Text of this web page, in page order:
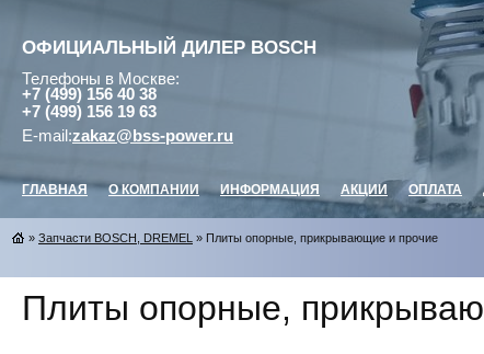
ОФИЦИАЛЬНЫЙ ДИЛЕР BOSCH
Телефоны в Москве:
+7 (499) 156 40 38
+7 (499) 156 19 63
E-mail:zakaz@bss-power.ru
ГЛАВНАЯ О КОМПАНИИ ИНФОРМАЦИЯ АКЦИИ ОПЛАТА
» Запчасти BOSCH, DREMEL » Плиты опорные, прикрывающие и прочие
Плиты опорные,